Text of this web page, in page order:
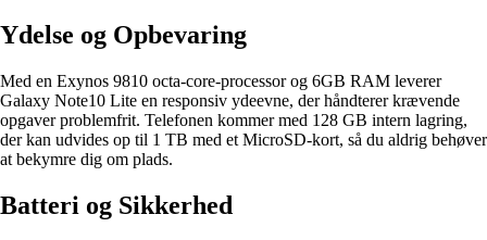
Ydelse og Opbevaring
Med en Exynos 9810 octa-core-processor og 6GB RAM leverer
Galaxy Note10 Lite en responsiv ydeevne, der håndterer krævende
opgaver problemfrit. Telefonen kommer med 128 GB intern lagring,
der kan udvides op til 1 TB med et MicroSD-kort, så du aldrig behøver
at bekymre dig om plads.
Batteri og Sikkerhed